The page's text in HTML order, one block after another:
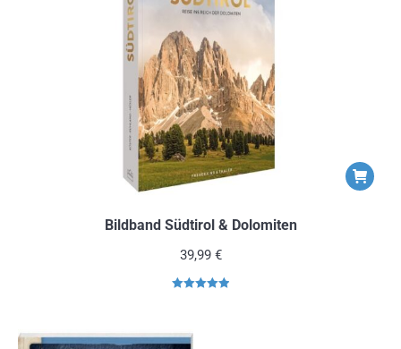
Bildband Südtirol & Dolomiten
39,99 €